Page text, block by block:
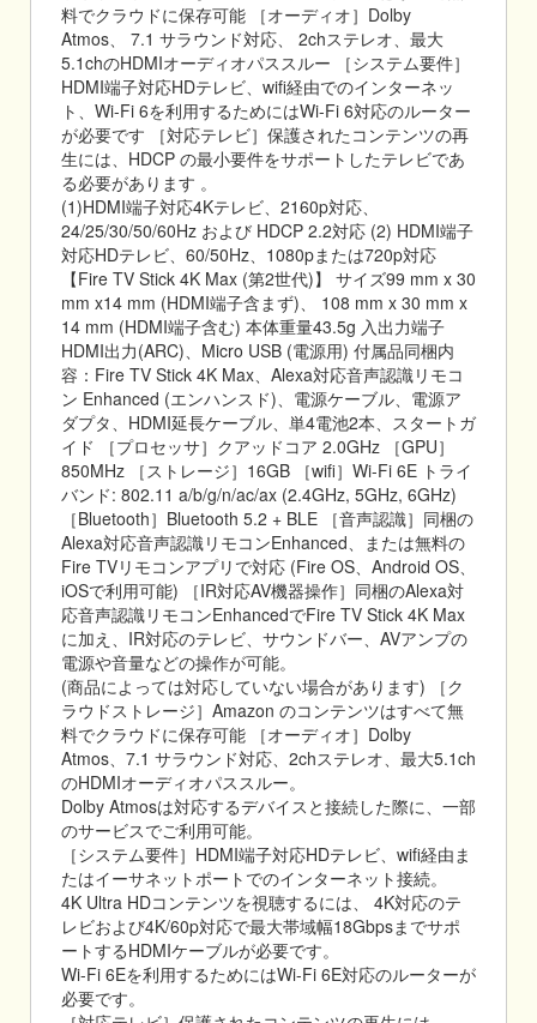
料でクラウドに保存可能 ［オーディオ］Dolby
Atmos、 7.1 サラウンド対応、 2chステレオ、最大
5.1chのHDMIオーディオパススルー ［システム要件］
HDMI端子対応HDテレビ、wifi経由でのインターネッ
ト、Wi-Fi 6を利用するためにはWi-Fi 6対応のルーター
が必要です ［対応テレビ］保護されたコンテンツの再
生には、HDCP の最小要件をサポートしたテレビであ
る必要があります 。
(1)HDMI端子対応4Kテレビ、2160p対応、
24/25/30/50/60Hz および HDCP 2.2対応 (2) HDMI端子
対応HDテレビ、60/50Hz、1080pまたは720p対応
【Fire TV Stick 4K Max (第2世代)】 サイズ99 mm x 30
mm x14 mm (HDMI端子含まず)、 108 mm x 30 mm x
14 mm (HDMI端子含む) 本体重量43.5g 入出力端子
HDMI出力(ARC)、Micro USB (電源用) 付属品同梱内
容：Fire TV Stick 4K Max、Alexa対応音声認識リモコ
ン Enhanced (エンハンスド)、電源ケーブル、電源ア
ダプタ、HDMI延長ケーブル、単4電池2本、スタートガ
イド ［プロセッサ］クアッドコア 2.0GHz ［GPU］
850MHz ［ストレージ］16GB ［wifi］Wi-Fi 6E トライ
バンド: 802.11 a/b/g/n/ac/ax (2.4GHz, 5GHz, 6GHz)
［Bluetooth］Bluetooth 5.2 + BLE ［音声認識］同梱の
Alexa対応音声認識リモコンEnhanced、または無料の
Fire TVリモコンアプリで対応 (Fire OS、Android OS、
iOSで利用可能) ［IR対応AV機器操作］同梱のAlexa対
応音声認識リモコンEnhancedでFire TV Stick 4K Max
に加え、IR対応のテレビ、サウンドバー、AVアンプの
電源や音量などの操作が可能。
(商品によっては対応していない場合があります) ［ク
ラウドストレージ］Amazon のコンテンツはすべて無
料でクラウドに保存可能 ［オーディオ］Dolby
Atmos、7.1 サラウンド対応、2chステレオ、最大5.1ch
のHDMIオーディオパススルー。
Dolby Atmosは対応するデバイスと接続した際に、一部
のサービスでご利用可能。
［システム要件］HDMI端子対応HDテレビ、wifi経由ま
たはイーサネットポートでのインターネット接続。
4K Ultra HDコンテンツを視聴するには、 4K対応のテ
レビおよび4K/60p対応で最大帯域幅18Gbpsまでサポ
ートするHDMIケーブルが必要です。
Wi-Fi 6Eを利用するためにはWi-Fi 6E対応のルーターが
必要です。